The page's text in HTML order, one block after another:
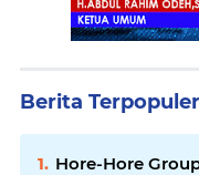
Berita Terpopuler
Hore-Hore